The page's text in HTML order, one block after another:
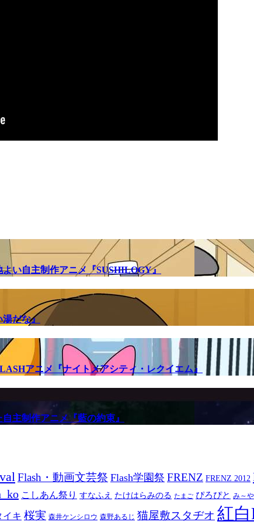
い自主制作アニメ『SUSHILOGY』
だな』
アニメ『ナイトメアシティ・レクイエム』
主制作アニメ『藍の約束』
Flash・動画文芸祭 Flash学園祭 FRENZ FRENZ 2012
こしあん祭り すなふえ たけはらみのる たまご ぴろぴと み～や
イキ 桜実 森井ケンシロウ 森野あるじ 猫屋敷スタヂオ 紅白